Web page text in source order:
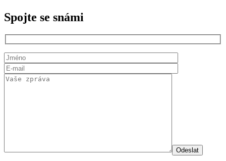
Spojte se snámi